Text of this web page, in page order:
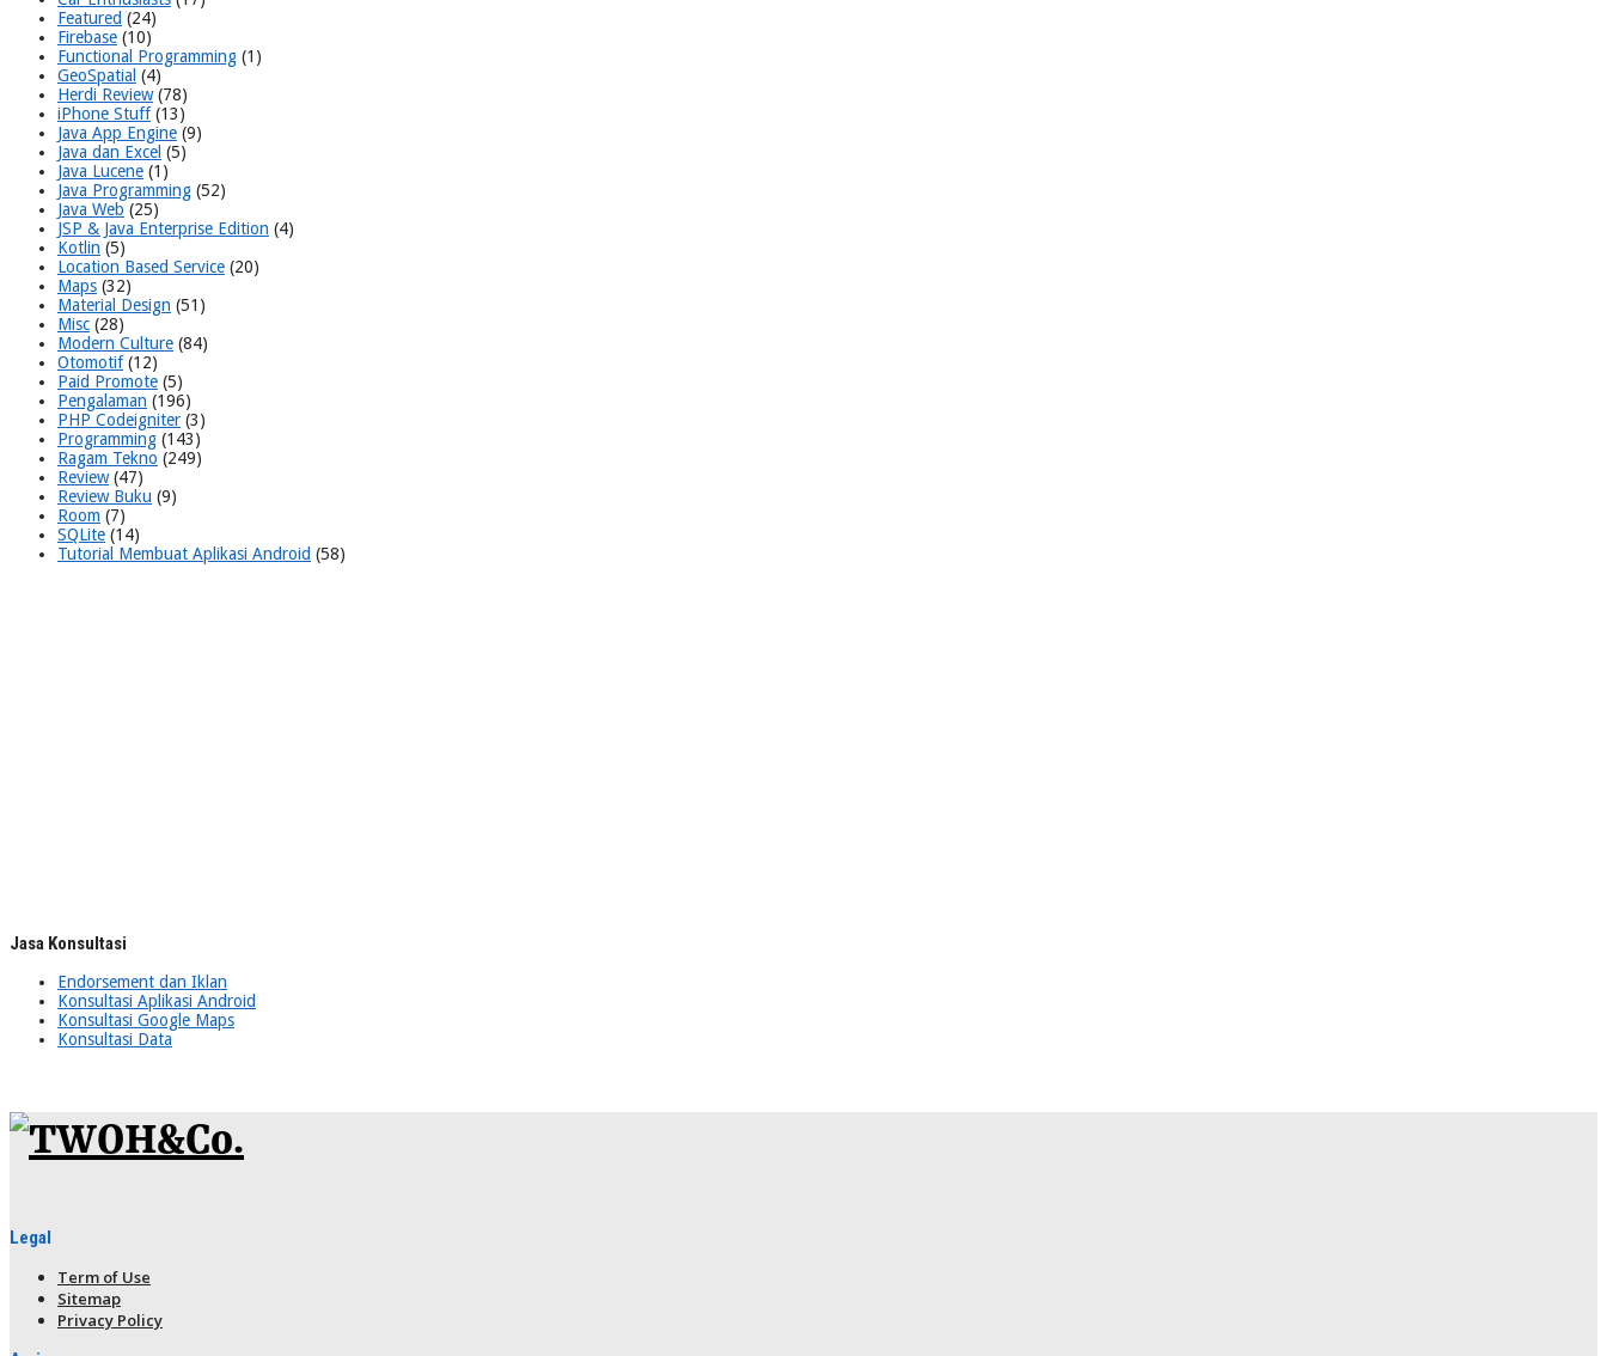
Featured (24)
Firebase (10)
Functional Programming (1)
GeoSpatial (4)
Herdi Review(78)
iPhone Stuff(13)
Java App Engine (9)
Java dan Excel (5)
Java Lucene (1)
Java Programming (52)
Java Web (25)
JSP & Java Enterprise Edition (4)
Kotlin (5)
Location Based Service (20)
Maps (32)
Material Design (51)
Misc (28)
Modern Culture (84)
Otomotif(12)
Paid Promote (5)
Pengalaman (196)
PHP Codeigniter (3)
Programming (143)
Ragam Tekno (249)
Review(47)
Review Buku (9)
Room (7)
SQLite (14)
Tutorial Membuat Aplikasi Android (58)
Jasa Konsultasi
Endorsement dan Iklan
Konsultasi Aplikasi Android
Konsultasi Google Maps
Konsultasi Data
Legal
Term of Use
Sitemap
Privacy Policy